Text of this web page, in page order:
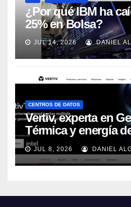
¿Por qué IBM ha
25% en Bolsa?
JUL 14, 2026 DANIEL
CENTROS DE DATOS
Vertiv, experta en
Térmica y energía
Datos, sigue su
imparable
JUL 8, 2026 DANIEL